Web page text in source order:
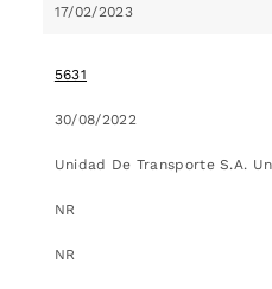
17/02/2023
5631
30/08/2022
Unidad De Transporte S.A.
NR
NR